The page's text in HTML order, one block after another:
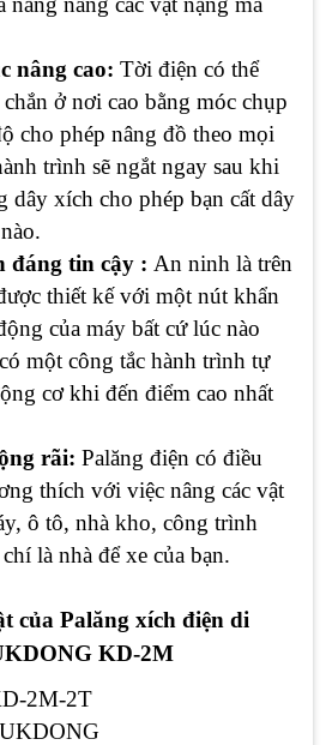
nâng cao: Tời điện có thể
ở nơi cao bằng móc chụp
cho phép nâng đồ theo mọi
trình sẽ ngắt ngay sau khi
dây xích cho phép bạn cất dây
đáng tin cậy : An ninh là trên
thiết kế với một nút khẩn
của máy bất cứ lúc nào
một công tắc hành trình tự
cơ khi đến điểm cao nhất
rãi: Palăng điện có điều
thích với việc nâng các vật
ô tô, nhà kho, công trình
là nhà để xe của bạn.
của Palăng xích điện di
KD-2M
2M-2T